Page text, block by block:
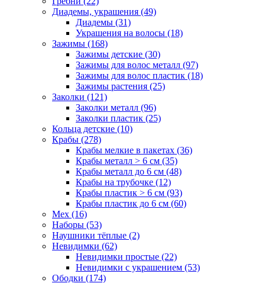
Диадемы, украшения (49)
Диадемы (31)
Украшения на волосы (18)
Зажимы (168)
Зажимы детские (30)
Зажимы для волос металл (97)
Зажимы для волос пластик (18)
Зажимы растения (25)
Заколки (121)
Заколки металл (96)
Заколки пластик (25)
Кольца детские (10)
Крабы (278)
Крабы мелкие в пакетах (36)
Крабы металл > 6 см (35)
Крабы металл до 6 см (48)
Крабы на трубочке (12)
Крабы пластик > 6 см (93)
Крабы пластик до 6 см (60)
Мех (16)
Наборы (53)
Наушники тёплые (2)
Невидимки (62)
Невидимки простые (22)
Невидимки с украшением (53)
Ободки (174)